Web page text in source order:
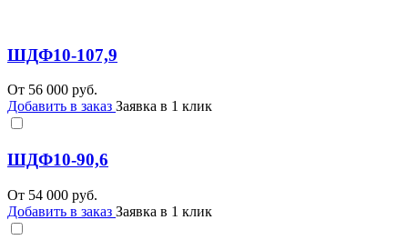
ШДФ10-107,9
От 56 000 руб.
Добавить в заказ Заявка в 1 клик
ШДФ10-90,6
От 54 000 руб.
Добавить в заказ Заявка в 1 клик